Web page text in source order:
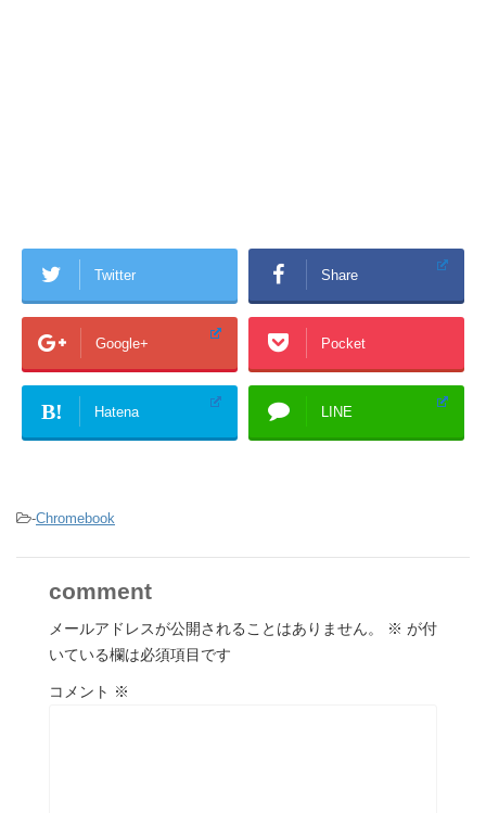
Twitter Share
Google+ Pocket
B! Hatena LINE
-Chromebook
comment
メールアドレスが公開されることはありません。 ※ が付
いている欄は必須項目です
コメント ※